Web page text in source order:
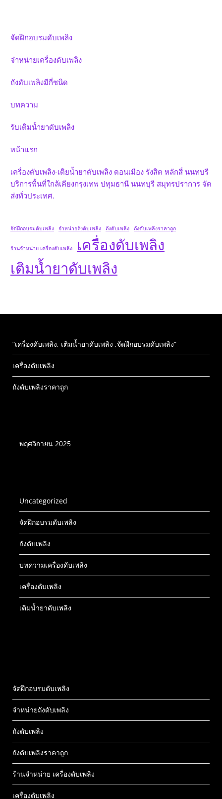
จัดฝึกอบรมดับเพลิง
จำหน่ายเครื่องดับเพลิง
ถังดับเพลิงมีกี่ชนิด
บทความ
รับเติมน้ำยาดับเพลิง
หน้าแรก
เครื่องดับเพลิง-เติยน้ำยาดับเพลิง ดอนเมือง รังสิต หลักสี่ นนทบรี
บริการพื้นที่ใกล้เคียงกรุงเทพ ปทุมธานี นนทบุรี สมุทรปราการ จัด
ส่งทั่วประเทศ.
จัดฝึกอบรมดับเพลิง จำหน่ายถังดับเพลิง ถังดับเพลิง ถังดับเพลิงราคาถูก
ร้านจำหน่าย เครื่องดับเพลิง
เครื่องดับเพลิง
เติมน้ำยาดับเพลิง
“เครื่องดับเพลิง, เติมน้ำยาดับเพลิง ,จัดฝึกอบรมดับเพลิง”
เครื่องดับเพลิง
ถังดับเพลิงราคาถูก
พฤศจิกายน 2025
Uncategorized
จัดฝึกอบรมดับเพลิง
ถังดับเพลิง
บทความเครื่องดับเพลิง
เครื่องดับเพลิง
เติมน้ำยาดับเพลิง
จัดฝึกอบรมดับเพลิง
จำหน่ายถังดับเพลิง
ถังดับเพลิง
ถังดับเพลิงราคาถูก
ร้านจำหน่าย เครื่องดับเพลิง
เครื่องดับเพลิง